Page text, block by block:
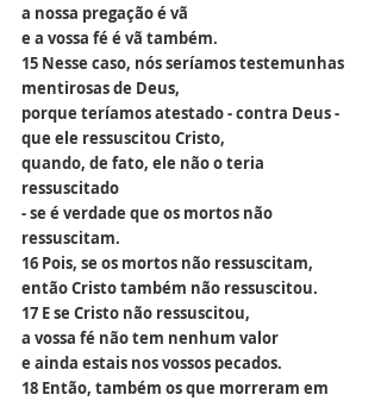
a nossa pregação é vã
e a vossa fé é vã também.
15 Nesse caso, nós seríamos testemunhas
mentirosas de Deus,
porque teríamos atestado - contra Deus -
que ele ressuscitou Cristo,
quando, de fato, ele não o teria
ressuscitado
- se é verdade que os mortos não
ressuscitam.
16 Pois, se os mortos não ressuscitam,
então Cristo também não ressuscitou.
17 E se Cristo não ressuscitou,
a vossa fé não tem nenhum valor
e ainda estais nos vossos pecados.
18 Então, também os que morreram em